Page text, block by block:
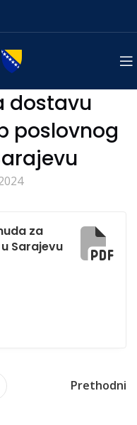
dostavu
poslovnog
za
Sarajevu
Prethodni